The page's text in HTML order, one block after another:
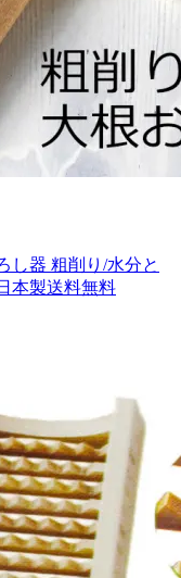
し器 粗削り/水分と
本製送料無料